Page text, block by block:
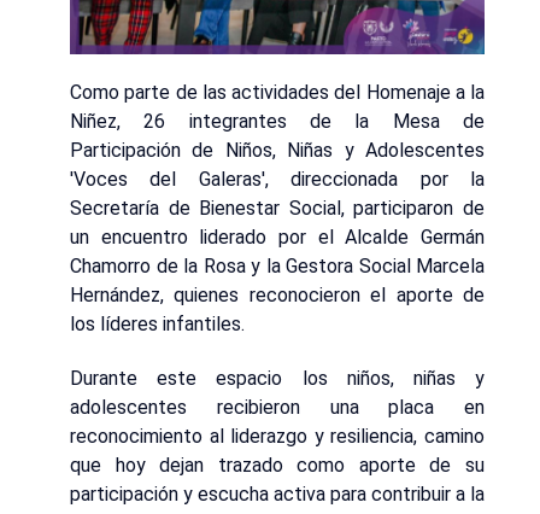
Como parte de las actividades del Homenaje a la
Niñez, 26 integrantes de la Mesa de
Participación de Niños, Niñas y Adolescentes
'Voces del Galeras', direccionada por la
Secretaría de Bienestar Social, participaron de
un encuentro liderado por el Alcalde Germán
Chamorro de la Rosa y la Gestora Social Marcela
Hernández, quienes reconocieron el aporte de
los líderes infantiles.
Durante este espacio los niños, niñas y
adolescentes recibieron una placa en
reconocimiento al liderazgo y resiliencia, camino
que hoy dejan trazado como aporte de su
participación y escucha activa para contribuir a la